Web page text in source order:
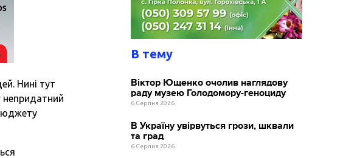
Нині тут
В тему
Віктор Ющенко очолив наглядову
раду музею Голодомору-геноциду
6 Серпня 2026
В Україну увірвуться грози, шквали
та град
6 Серпня 2026